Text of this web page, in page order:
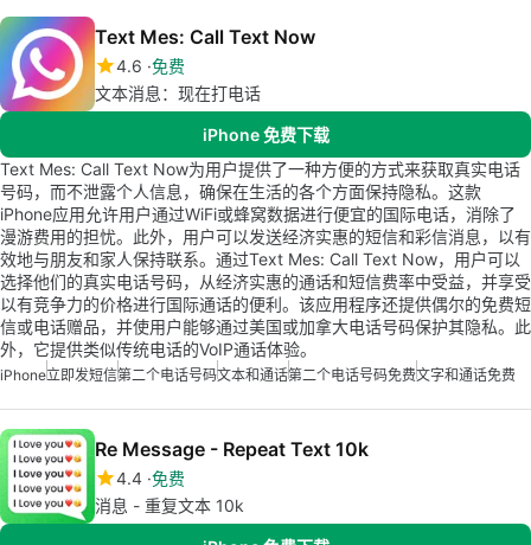
Text Mes: Call Text Now
4.6 免费
文本消息：现在打电话
iPhone 免费下载
Text Mes: Call Text Now为用户提供了一种方便的方式来获取真实电话
号码，而不泄露个人信息，确保在生活的各个方面保持隐私。这款
iPhone应用允许用户通过WiFi或蜂窝数据进行便宜的国际电话，消除了
漫游费用的担忧。此外，用户可以发送经济实惠的短信和彩信消息，以有
效地与朋友和家人保持联系。通过Text Mes: Call Text Now，用户可以
选择他们的真实电话号码，从经济实惠的通话和短信费率中受益，并享受
以有竞争力的价格进行国际通话的便利。该应用程序还提供偶尔的免费短
信或电话赠品，并使用户能够通过美国或加拿大电话号码保护其隐私。此
外，它提供类似传统电话的VoIP通话体验。
iPhone立即发短信第二个电话号码文本和通话第二个电话号码免费文字和通话免费
Re Message - Repeat Text 10k
4.4 免费
消息 - 重复文本 10k